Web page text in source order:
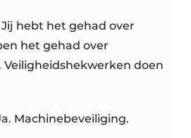
Jij hebt het gehad over
het gehad over
doen
Machinebeveiliging.